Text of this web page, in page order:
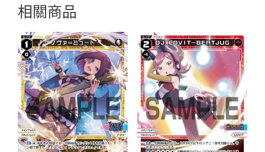
ア
ム
（武
裝）
LV2
無
LB」
數
量
相關商品